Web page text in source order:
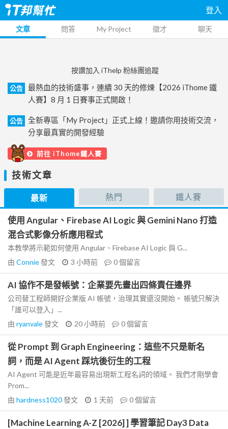
登入
文章 問答 My Project 徵才 聊天
按讚加入 iThelp 粉絲團追蹤
公告
最熱血的技術盛事，連續 30 天的修煉【2026 iThome 鐵
人賽】8 月 1 日賽事正式開啟！
公告
全新專區「My Project」正式上線！邀請你用技術交流，
分享最真實的開發經驗
前往 iThome鐵人賽
技術文章
最新 熱門 鐵人賽
使用 Angular、Firebase AI Logic 與 Gemini Nano 打造
混合式影像分析應用程式
本教學將示範如何使用 Angular、Firebase AI Logic 與 G...
由 Connie發文 3 小時前 0個留言
AI 協作不是發帳號：企業要先畫出四條責任邊界
公司替工程師開好企業版 AI 帳號，治理其實還沒開始。 帳號只解決
「誰可以登入」...
由 ryanvale發文 20 小時前 0個留言
從 Prompt 到 Graph Engineering：這些不只是新名
詞，而是 AI Agent 踩坑後衍生的工程
AI Agent 可能是近年最容易出現新工程名詞的領域。 我們才剛學會
Prom...
由 hardness1020發文 1 天前 0個留言
[Machine Learning A-Z [2026] ] 學習筆記 Day3 Data